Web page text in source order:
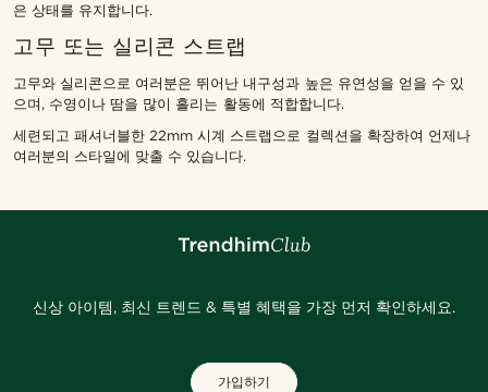
은 상태를 유지합니다.
고무 또는 실리콘 스트랩
고무와 실리콘으로 여러분은 뛰어난 내구성과 높은 유연성을 얻을 수 있
으며, 수영이나 땀을 많이 흘리는 활동에 적합합니다.
세련되고 패셔너블한 22mm 시계 스트랩으로 컬렉션을 확장하여 언제나
여러분의 스타일에 맞출 수 있습니다.
신상 아이템, 최신 트렌드 & 특별 혜택을 가장 먼저 확인하세요.
가입하기